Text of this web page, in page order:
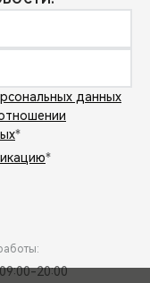
данных
*
*
20:00